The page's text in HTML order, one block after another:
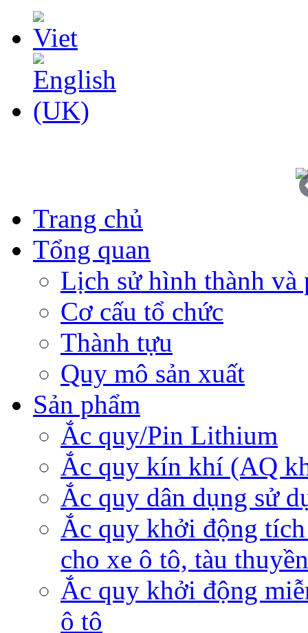
Trang chủ
Tổng quan
Lịch sử hình thành và
Cơ cấu tổ chức
Thành tựu
Quy mô sản xuất
Sản phẩm
Ắc quy/Pin Lithium
Ắc quy kín khí (AQ
Ắc quy dân dụng sử
Ắc quy khởi động
cho xe ô tô, tàu thuyền
Ắc quy khởi động
ô tô